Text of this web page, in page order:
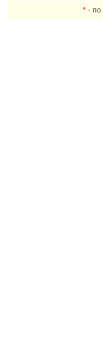
*- по